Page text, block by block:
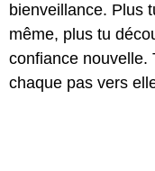
bienveillance. Plus
même, plus tu
confiance nouvelle.
chaque pas vers